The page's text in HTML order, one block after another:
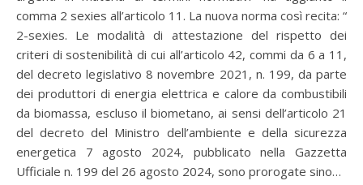
comma 2 sexies all’articolo 11. La nuova norma così recita: “
2-sexies. Le modalità di attestazione del rispetto dei
criteri di sostenibilità di cui all’articolo 42, commi da 6 a 11,
del decreto legislativo 8 novembre 2021, n. 199, da parte
dei produttori di energia elettrica e calore da combustibili
da biomassa, escluso il biometano, ai sensi dell’articolo 21
del decreto del Ministro dell’ambiente e della sicurezza
energetica 7 agosto 2024, pubblicato nella Gazzetta
Ufficiale n. 199 del 26 agosto 2024, sono prorogate sino…